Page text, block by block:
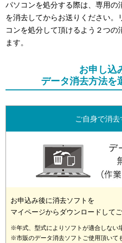
パソコンを処分する際は、専用の
を消去してからお送りください。
コンを処分して頂けるよう２つの
ます。
お申し込
データ消去方法を
ご自身で消
お申込み後に消去ソフトを
マイページからダウンロードして
※年式、型式によりソフトが適合しない
※市販のデータ消去ソフトご使用頂いて